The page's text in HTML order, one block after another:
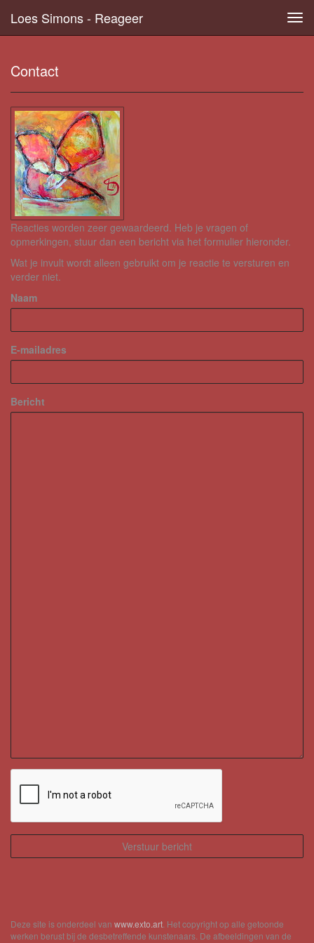
Loes Simons - Reageer
Contact
Reacties worden zeer gewaardeerd. Heb je vragen of
opmerkingen, stuur dan een bericht via het formulier hieronder.
Wat je invult wordt alleen gebruikt om je reactie te versturen en
verder niet.
Naam
E-mailadres
Bericht
Deze site is onderdeel van www.exto.art . Het copyright op alle getoonde
werken berust bij de desbetreffende kunstenaars. De afbeeldingen van de